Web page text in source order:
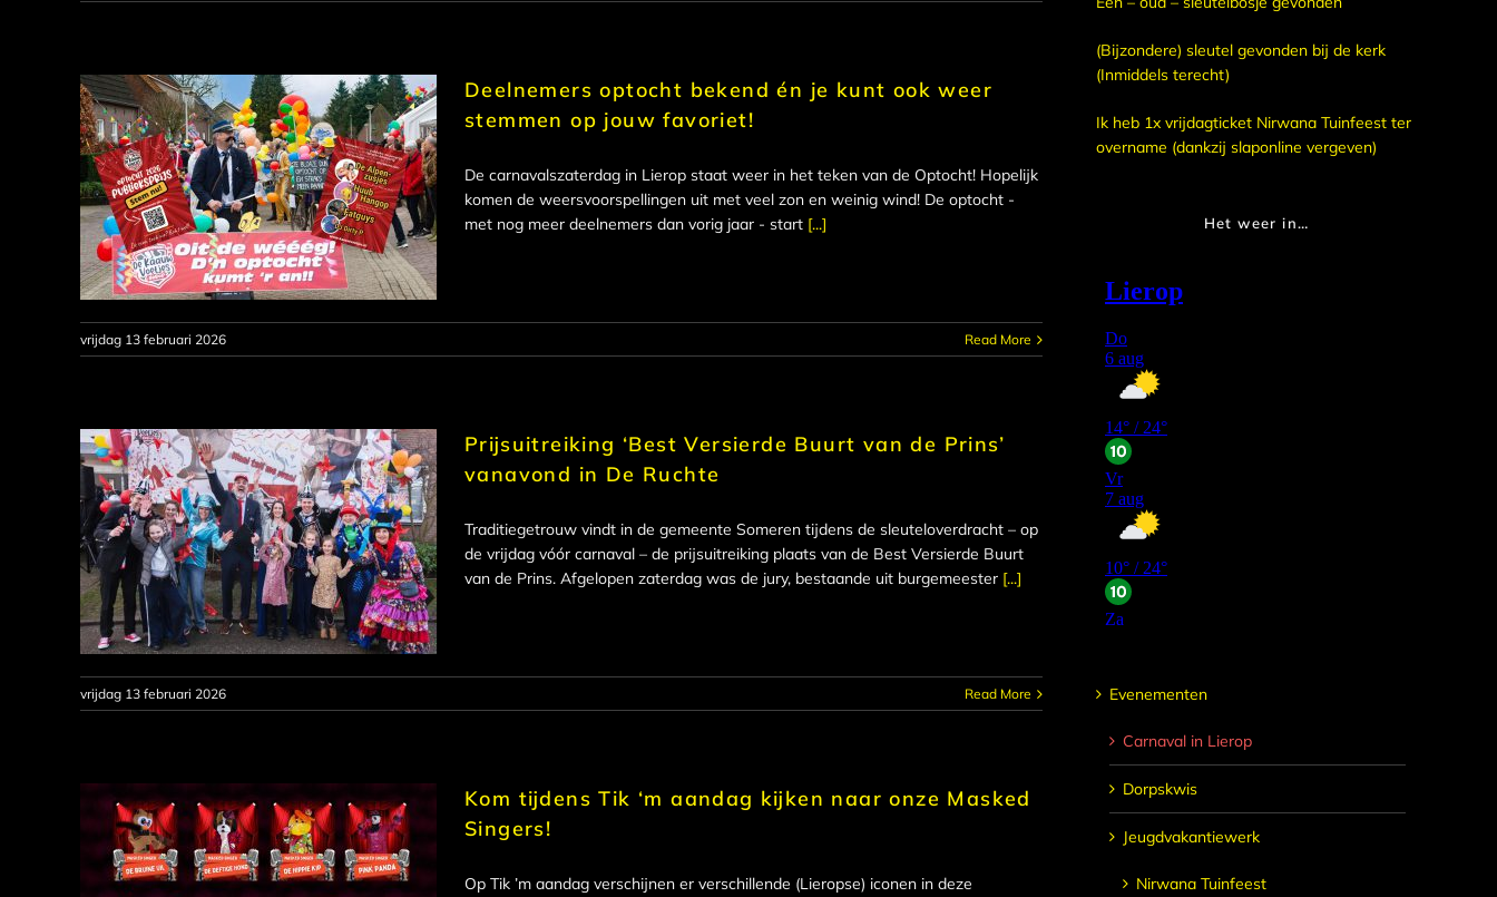
Deelnemers optocht bekend én je kunt ook weer
stemmen op jouw favoriet!
De carnavalszaterdag in Lierop staat weer in het teken van de Optocht! Hopelijk
komen de weersvoorspellingen uit met veel zon en weinig wind! De optocht -
met nog meer deelnemers dan vorig jaar - start [...]
vrijdag 13 februari 2026 Read More
Prijsuitreiking ‘Best Versierde Buurt van de Prins’
vanavond in De Ruchte
Traditiegetrouw vindt in de gemeente Someren tijdens de sleuteloverdracht – op
de vrijdag vóór carnaval – de prijsuitreiking plaats van de Best Versierde Buurt
van de Prins. Afgelopen zaterdag was de jury, bestaande uit burgemeester [...]
vrijdag 13 februari 2026 Read More
Kom tijdens Tik ‘m aandag kijken naar onze Masked
Singers!
Op Tik ’m aandag verschijnen er verschillende (Lieropse) iconen in deze
(Bijzondere) sleutel gevonden bij de kerk
(Inmiddels terecht)
Ik heb 1x vrijdagticket Nirwana Tuinfeest ter
overname (dankzij slaponline vergeven)
Het weer in…
Evenementen
Carnaval in Lierop
Dorpskwis
Jeugdvakantiewerk
Nirwana Tuinfeest